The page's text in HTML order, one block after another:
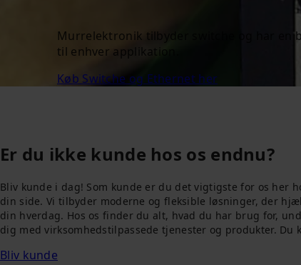
Murrelektronik tilbyder switche og har en
til enhver applikation.
Køb Switche og Ethernet her
Er du ikke kunde hos os endnu?
Bliv kunde i dag! Som kunde er du det vigtigste for os her
din side. Vi tilbyder moderne og fleksible løsninger, der
din hverdag. Hos os finder du alt, hvad du har brug for,
dig med virksomhedstilpassede tjenester og produkter. Du
Bliv kunde